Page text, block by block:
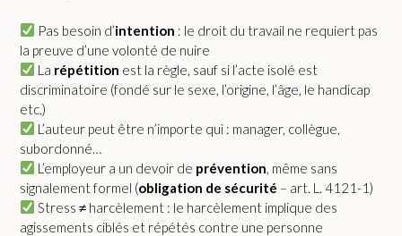
Pas besoin d’intention : le droit du travail ne requiert pas
la preuve d’une volonté de nuire
La répétition est la règle, sauf si l’acte isolé est
discriminatoire (fondé sur le sexe, l’origine, l’âge, le handicap
etc.)
L’auteur peut être n’importe qui : manager, collègue,
subordonné…
L’employeur a un devoir de prévention , même sans
signalement formel (obligation de sécurité – art. L. 4121-1)
Stress ≠ harcèlement : le harcèlement implique des
agissements ciblés et répétés contre une personne